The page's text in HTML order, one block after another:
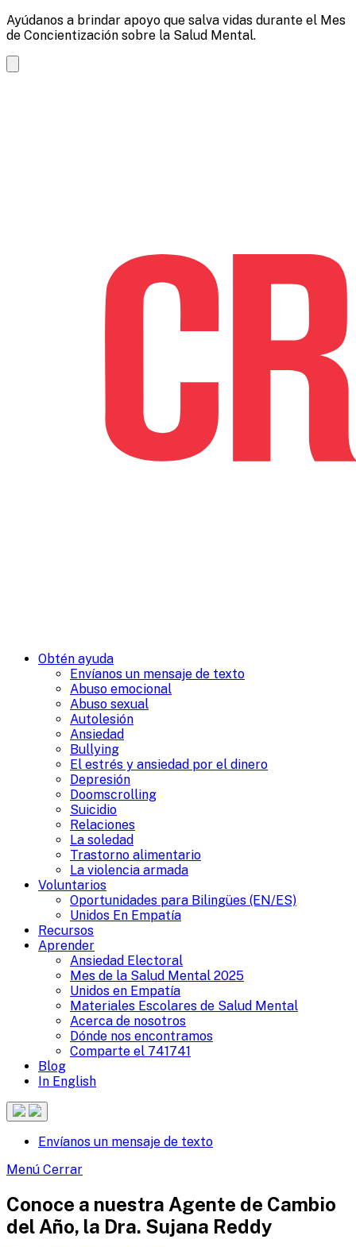
Ayúdanos a brindar apoyo que salva vidas durante el Mes
de Concientización sobre la Salud Mental.
Ansiedad
Electoral
Obtén ayuda
Envíanos un mensaje de texto
Abuso emocional
Abuso sexual
Autolesión
Ansiedad
Bullying
El estrés y ansiedad por el dinero
Depresión
Doomscrolling
Suicidio
Relaciones
La soledad
Trastorno alimentario
La violencia armada
Voluntarios
Oportunidades para Bilingües (EN/ES)
Unidos En Empatía
Recursos
Aprender
Ansiedad Electoral
Mes de la Salud Mental 2025
Unidos en Empatía
Materiales Escolares de Salud Mental
Acerca de nosotros
Dónde nos encontramos
Comparte el 741741
Blog
In English
Buscar
Envíanos un mensaje de texto
Sitio
Menú CerrarMenú
Conoce a nuestra Agente de Cambio
del Año, la Dra. Sujana Reddy